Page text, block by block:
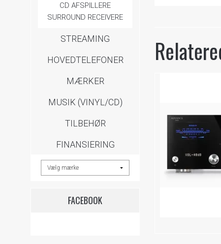
CD AFSPILLERE
SURROUND RECEIVERE
STREAMING
HOVEDTELEFONER
MÆRKER
MUSIK (VINYL/CD)
TILBEHØR
FINANSIERING
FACEBOOK